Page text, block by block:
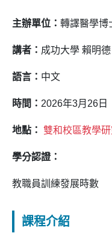
主辦單位： 轉譯醫學博
講者： 成功大學 賴明
語言： 中文
時間： 2026年3月26日
地點： 雙和校區教學
學分認證：
教職員訓練發展時數
課程介紹